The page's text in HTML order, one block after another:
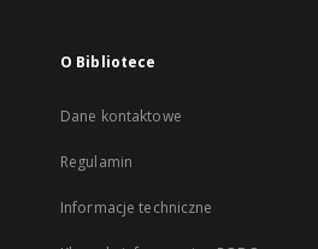
O Bibliotece
Dane kontaktowe
Regulamin
Informacje techniczne